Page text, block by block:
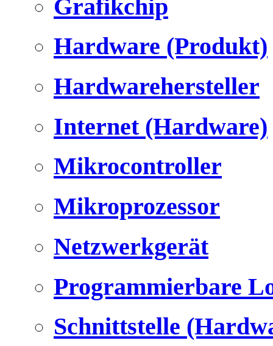
Grafikchip
Hardware (Produkt)
Hardwarehersteller
Internet (Hardware)
Mikrocontroller
Mikroprozessor
Netzwerkgerät
Programmierbare
Schnittstelle